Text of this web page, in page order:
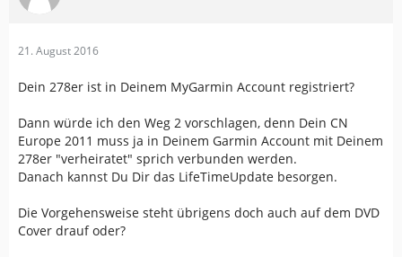
21. August 2016
Dein 278er ist in Deinem MyGarmin Account registriert?
Dann würde ich den Weg 2 vorschlagen, denn Dein CN
Europe 2011 muss ja in Deinem Garmin Account mit Deinem
278er "verheiratet" sprich verbunden werden.
Danach kannst Du Dir das LifeTimeUpdate besorgen.
Die Vorgehensweise steht übrigens doch auch auf dem DVD
Cover drauf oder?